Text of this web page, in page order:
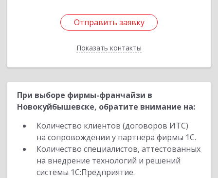
Отправить заявку
Показать контакты
Отправить заявку
Назад
При выборе фирмы-франчайзи в
Новокуйбышевске, обратите внимание на:
Количество клиентов (договоров ИТС)
на сопровождении у партнера фирмы 1С.
Количество специалистов, аттестованных
на внедрение технологий и решений
системы 1С:Предприятие.